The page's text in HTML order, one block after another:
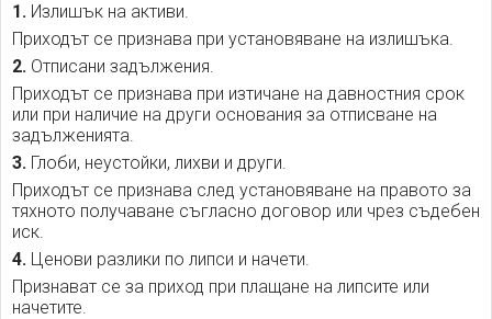
1. Излишък на активи.
Приходът се признава при установяване на излишъка.
2. Отписани задължения.
Приходът се признава при изтичане на давностния срок
или при наличие на други основания за отписване на
задълженията.
3. Глоби, неустойки, лихви и други.
Приходът се признава след установяване на правото за
тяхното получаване съгласно договор или чрез съдебен
иск.
4. Ценови разлики по липси и начети.
Признават се за приход при плащане на липсите или
начетите.